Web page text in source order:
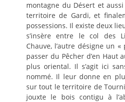
montagne du Désert et
territoire de Gardi, et
possessions. Il existe deux
s’insère entre le col des
Chauve, l’autre désigne un
passer du Pêcher d’en Haut
plus oriental. Il s’agit ici
nommé. Il leur donne en
sur tout le territoire de
jouxte le bois contigu à